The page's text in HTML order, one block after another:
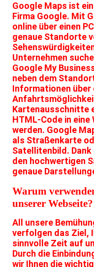
Google Maps ist
Firma Google. Mit
online über einen
genaue Standorte
Unternehmen
Google My
neben dem
Informationen über
Kartenausschnitte
HTML-Code in eine
werden. Google
als Straßenkarte
Satellitenbild. Dank
den hochwertigen
genaue
Warum
unserer Webseite?
All unsere
verfolgen das Ziel,
sinnvolle Zeit auf
Durch die
wir Ihnen die